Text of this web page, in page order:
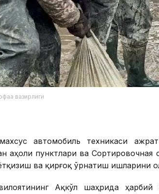
вазирлиги
автомобиль техникаси
аҳоли пунктлари ва Сортировочная
ва қирғоқ ўрнатиш ишларини
Ақкўл шаҳрида